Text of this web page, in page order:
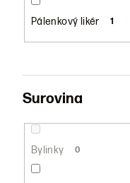
Pálenkový likér 1
Surovina
Bylinky 0